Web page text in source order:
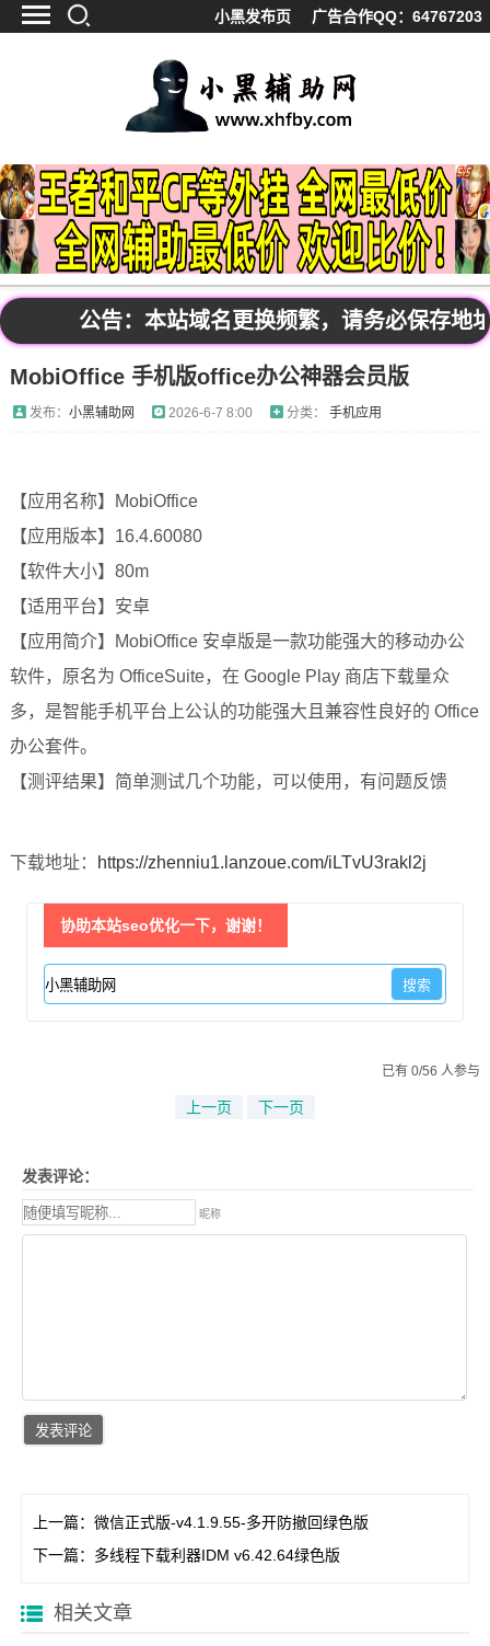
小黑发布页 广告合作QQ：64767203
精品软件
源码分享
资源宝库
影视解析
站内公告
公告：本站域名更换频繁，请务必保存地
MobiOffice 手机版office办公神器会员版
发布： 小黑辅助网 2026-6-7 8:00 分类： 手机应用
【应用名称】MobiOffice
【应用版本】16.4.60080
【软件大小】80m
【适用平台】安卓
【应用简介】MobiOffice 安卓版是一款功能强大的移动办公
软件，原名为 OfficeSuite，在 Google Play 商店下载量众
多，是智能手机平台上公认的功能强大且兼容性良好的 Office
办公套件。
【测评结果】简单测试几个功能，可以使用，有问题反馈
下载地址： https://zhenniu1.lanzoue.com/iLTvU3rakl2j
协助本站seo优化一下，谢谢！
已有 0/56 人参与
上一页 下一页
发表评论：
昵称
上一篇： 微信正式版-v4.1.9.55-多开防撤回绿色版
下一篇： 多线程下载利器IDM v6.42.64绿色版
相关文章